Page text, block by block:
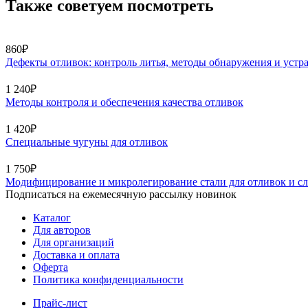
Также советуем посмотреть
860₽
Дефекты отливок: контроль литья, методы обнаружения и
1 240₽
Методы контроля и обеспечения качества отливок
1 420₽
Специальные чугуны для отливок
1 750₽
Модифицирование и микролегирование стали для отливок и
Подписаться на ежемесячную рассылку новинок
Каталог
Для авторов
Для организаций
Доставка и оплата
Оферта
Политика конфиденциальности
Прайс-лист